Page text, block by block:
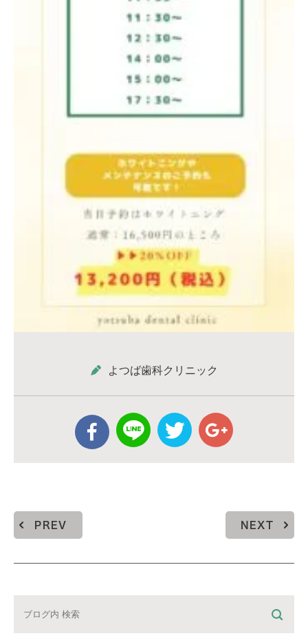
よつば歯科クリニック
PREV NEXT